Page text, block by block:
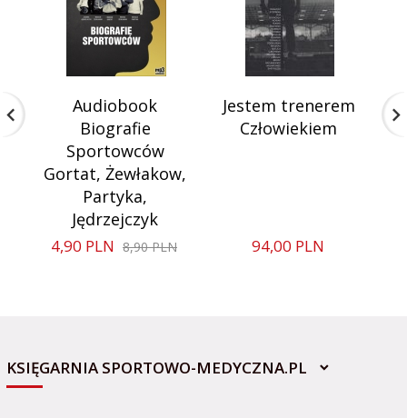
Audiobook
Biografie
Sportowców
Gortat, Żewłakow,
Partyka,
Jędrzejczyk
4,90 PLN 8,90 PLN
Jestem trenerem
Człowiekiem
94,00 PLN
KSIĘGARNIA SPORTOWO-MEDYCZNA.PL